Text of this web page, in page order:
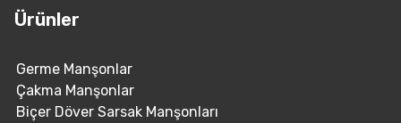
Ürünler
Germe Manşonlar
Çakma Manşonlar
Biçer Döver Sarsak Manşonları